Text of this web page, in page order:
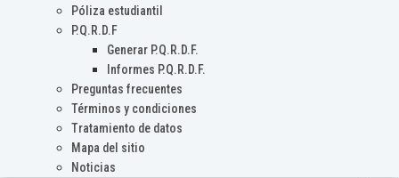
Póliza estudiantil
P.Q.R.D.F
Generar P.Q.R.D.F.
Informes P.Q.R.D.F.
Preguntas frecuentes
Términos y condiciones
Tratamiento de datos
Mapa del sitio
Noticias